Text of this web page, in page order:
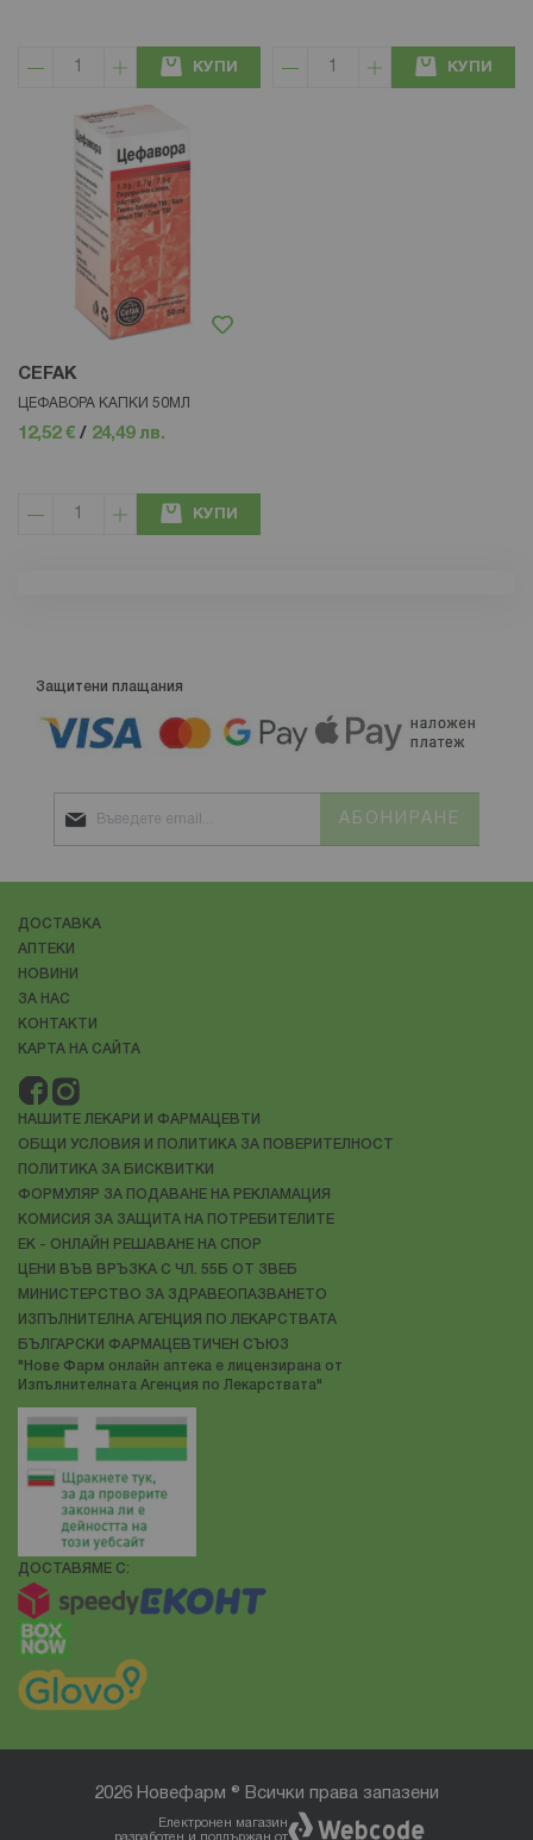
КУПИ КУПИ
CEFAK
ЦЕФАВОРА КАПКИ 50МЛ
12,52 € / 24,49 лв.
КУПИ
Защитени плащания
АБОНИРАНЕ
ДОСТАВКА
АПТЕКИ
НОВИНИ
ЗА НАС
КОНТАКТИ
КАРТА НА САЙТА
НАШИТЕ ЛЕКАРИ И ФАРМАЦЕВТИ
ОБЩИ УСЛОВИЯ И ПОЛИТИКА ЗА ПОВЕРИТЕЛНОСТ
ПОЛИТИКА ЗА БИСКВИТКИ
ФОРМУЛЯР ЗА ПОДАВАНЕ НА РЕКЛАМАЦИЯ
КОМИСИЯ ЗА ЗАЩИТА НА ПОТРЕБИТЕЛИТЕ
ЕК - ОНЛАЙН РЕШАВАНЕ НА СПОР
ЦЕНИ ВЪВ ВРЪЗКА С ЧЛ. 55Б ОТ ЗВЕБ
МИНИСТЕРСТВО ЗА ЗДРАВЕОПАЗВАНЕТО
ИЗПЪЛНИТЕЛНА АГЕНЦИЯ ПО ЛЕКАРСТВАТА
БЪЛГАРСКИ ФАРМАЦЕВТИЧЕН СЪЮЗ
"Нове Фарм онлайн аптека е лицензирана от
Изпълнителната Агенция по Лекарствата"
ДОСТАВЯМЕ С:
2026 Новефарм ® Всички права запазени
Електронен магазин
разработен и поддържан от